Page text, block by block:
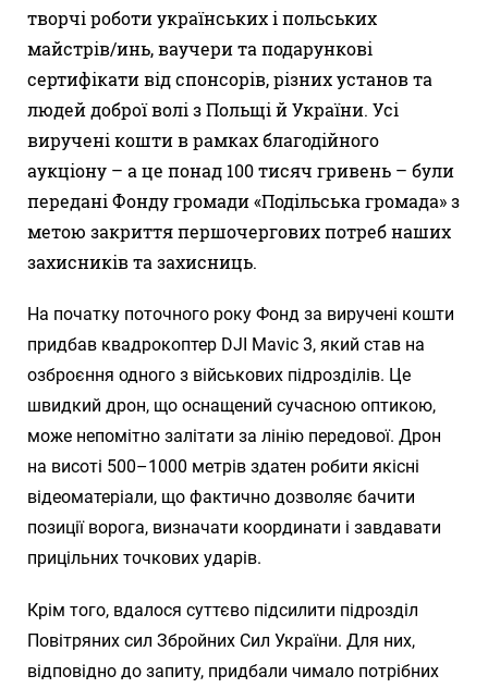
творчі роботи українських і польських
майстрів/инь, ваучери та подарункові
сертифікати від спонсорів, різних установ та
людей доброї волі з Польщі й України. Усі
виручені кошти в рамках благодійного
аукціону – а це понад 100 тисяч гривень – були
передані Фонду громади «Подільська громада» з
метою закриття першочергових потреб наших
захисників та захисниць.
На початку поточного року Фонд за виручені кошти
придбав квадрокоптер DJI Mavic 3, який став на
озброєння одного з військових підрозділів. Це
швидкий дрон, що оснащений сучасною оптикою,
може непомітно залітати за лінію передової. Дрон
на висоті 500–1000 метрів здатен робити якісні
відеоматеріали, що фактично дозволяє бачити
позиції ворога, визначати координати і завдавати
прицільних точкових ударів.
Крім того, вдалося суттєво підсилити підрозділ
Повітряних сил Збройних Сил України. Для них,
відповідно до запиту, придбали чимало потрібних